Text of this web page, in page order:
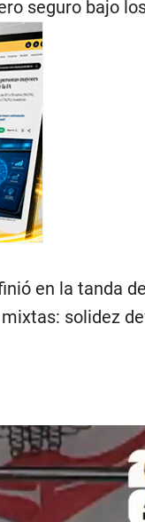
seguro bajo
en la tanda
solidez